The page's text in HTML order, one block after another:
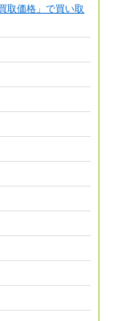
取価格」で買い取